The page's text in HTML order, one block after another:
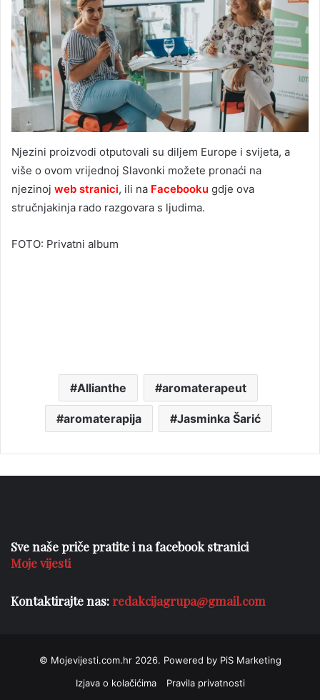
Njezini proizvodi otputovali su diljem Europe i svijeta, a
više o ovom vrijednoj Slavonki možete pronaći na
njezinoj web stranici, ili na Facebooku gdje ova
stručnjakinja rado razgovara s ljudima.
FOTO: Privatni album
Allianthe aromaterapeut
aromaterapija Jasminka Šarić
Sve naše priče pratite i na facebook stranici
Moje vijesti
Kontaktirajte nas:redakcijagrupa@gmail.com
© Mojevijesti.com.hr 2026. Powered by PiS Marketing
Izjava o kolačićima
Pravila privatnosti